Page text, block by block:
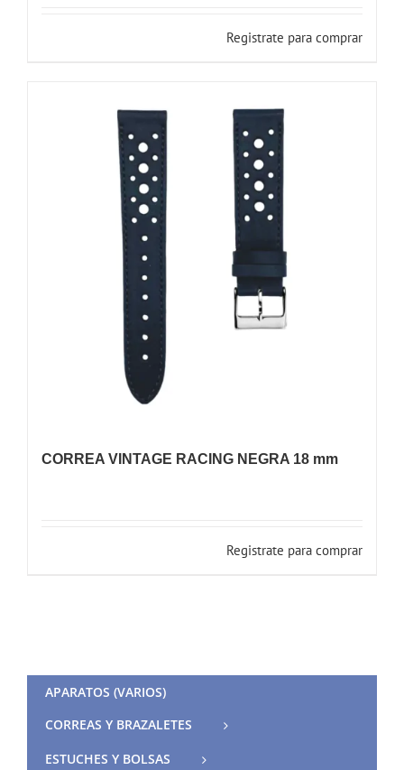
Registrate para comprar
CORREA VINTAGE RACING NEGRA 18 mm
Registrate para comprar
APARATOS (VARIOS)
CORREAS Y BRAZALETES
ESTUCHES Y BOLSAS